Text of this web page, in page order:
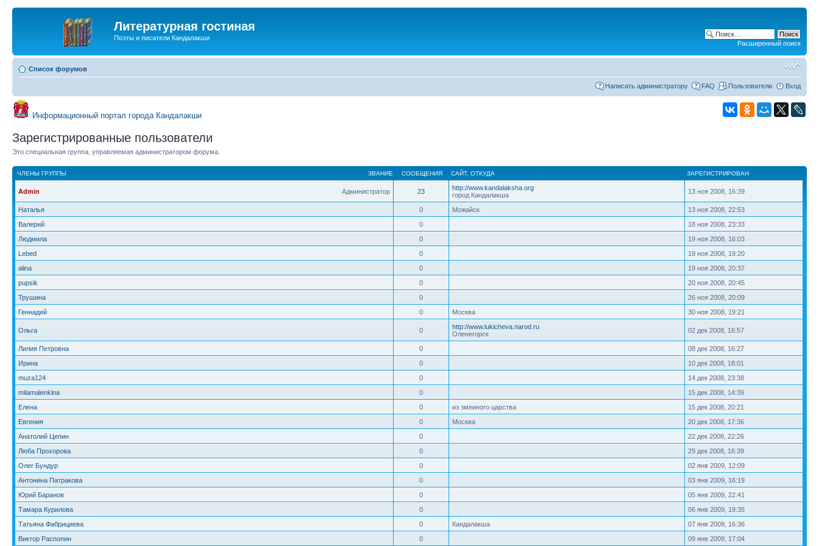
Литературная гостиная
Поэты и писатели Кандалакши
Расширенный поиск
Список форумов
Написать администратору FAQ Пользователи Вход
Информационный портал города Кандалакши
Зарегистрированные пользователи
Это специальная группа, управляемая администратором форума.
ЗВАНИЕ
ЧЛЕНЫ ГРУППЫ СООБЩЕНИЯ САЙТ, ОТКУДА ЗАРЕГИСТРИРОВАН
Администратор
Admin 23
http://www.kandalaksha.org
город Кандалакша
13 ноя 2008, 16:39
Наталья 0 Можайск
13 ноя 2008, 22:53
Валерий
0
18 ноя 2008, 23:33
Людмила
0
19 ноя 2008, 16:03
Lebed
0
19 ноя 2008, 19:20
alina
0
19 ноя 2008, 20:37
pupsik
0
20 ноя 2008, 20:45
Трушина
0
26 ноя 2008, 20:09
Геннадий
0 Москва 30 ноя 2008, 19:21
Ольга 0
http://www.lukicheva.narod.ru
Оленегорск
02 дек 2008, 16:57
Лилия Петровна 0
08 дек 2008, 16:27
Ирина
0
10 дек 2008, 18:01
muza124
0
14 дек 2008, 23:38
milamalenkina
0
15 дек 2008, 14:39
Елена
0 из змеиного царства
15 дек 2008, 20:21
Евгения
0 Москва
20 дек 2008, 17:36
Анатолий Цепин
0
22 дек 2008, 22:26
Люба Прохорова
0
29 дек 2008, 16:39
Олег Бундур
0
02 янв 2009, 12:09
Антонина Патракова
0
03 янв 2009, 16:19
Юрий Баранов
0
05 янв 2009, 22:41
Тамара Курилова
0
06 янв 2009, 19:35
Татьяна Фабрициева
0 Кандалакша
07 янв 2009, 16:36
Виктор Распопин
0 09 янв 2009, 17:04